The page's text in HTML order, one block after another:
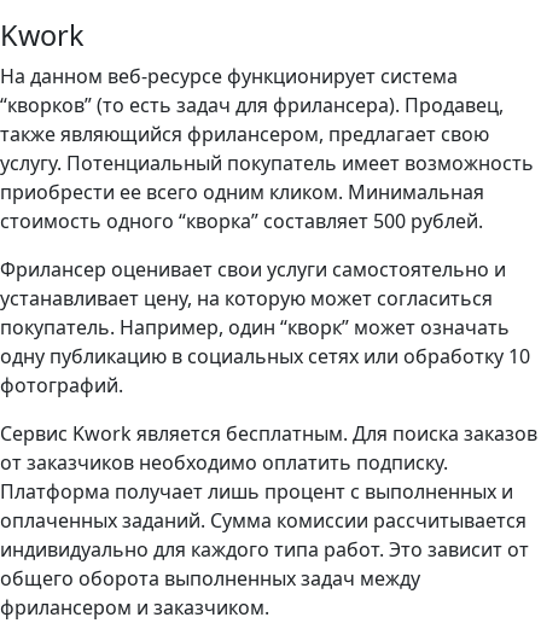
Kwork
На данном веб-ресурсе функционирует система
“кворков” (то есть задач для фрилансера). Продавец,
также являющийся фрилансером, предлагает свою
услугу. Потенциальный покупатель имеет возможность
приобрести ее всего одним кликом. Минимальная
стоимость одного “кворка” составляет 500 рублей.
Фрилансер оценивает свои услуги самостоятельно и
устанавливает цену, на которую может согласиться
покупатель. Например, один “кворк” может означать
одну публикацию в социальных сетях или обработку 10
фотографий.
Сервис Kwork является бесплатным. Для поиска заказов
от заказчиков необходимо оплатить подписку.
Платформа получает лишь процент с выполненных и
оплаченных заданий. Сумма комиссии рассчитывается
индивидуально для каждого типа работ. Это зависит от
общего оборота выполненных задач между
фрилансером и заказчиком.